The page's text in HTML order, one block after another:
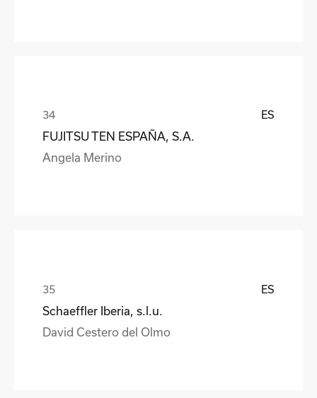
ES
FUJITSU TEN ESPAÑA, S.A.
Angela Merino
ES
Schaeffler Iberia, s.l.u.
David Cestero del Olmo